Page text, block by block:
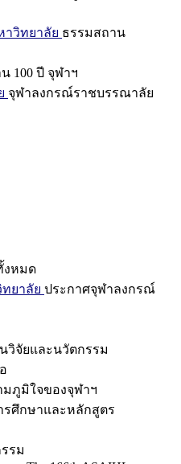
วิทยาลัย ธรรมสถาน
100 ปี จุฬาฯ
จุฬาลงกรณ์ราชบรรณาลัย
งหมด
ยาลัย ประกาศจุฬาลงกรณ์
วิจัยและนวัตกรรม
มภูมิใจของจุฬาฯ
รศึกษาและหลักสูตร
รม